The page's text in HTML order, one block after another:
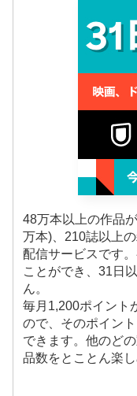
48万本以上の作品
万本)、210誌以上
配信サービスです
ことができ、31日
ん。
毎月1,200ポイント
ので、そのポイン
できます。他のど
品数をとことん楽し